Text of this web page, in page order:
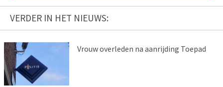
VERDER IN HET NIEUWS:
Vrouw overleden na aanrijding Toepad